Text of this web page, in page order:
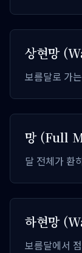
상현망
보름달로 가
망 (Full
달 전체가 환
하현망
보름달에서